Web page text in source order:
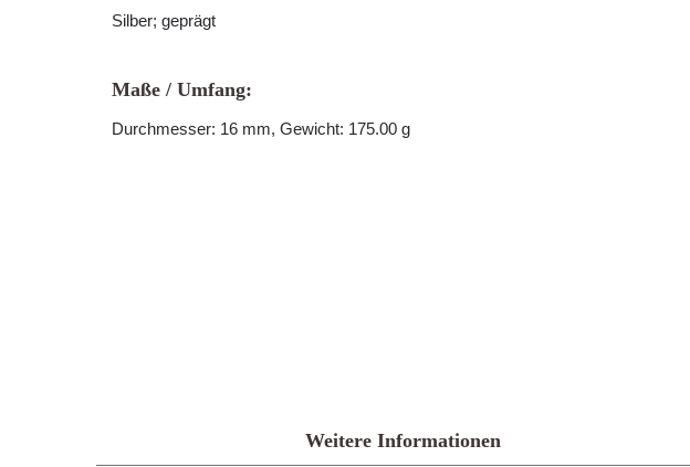
Silber; geprägt
Maße / Umfang:
Durchmesser: 16 mm, Gewicht: 175.00 g
Weitere Informationen